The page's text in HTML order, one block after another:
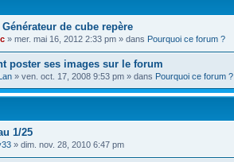
Générateur de cube repère
» mer. mai 16, 2012 2:33 pm » dans Pourquoi ce forum ?
poster ses images sur le forum
» ven. oct. 17, 2008 9:53 pm » dans Pourquoi ce forum ?
1/25
» dim. nov. 28, 2010 6:47 pm